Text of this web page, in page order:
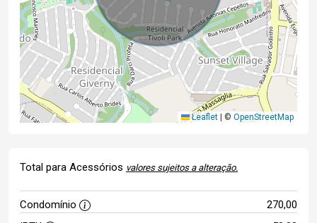
Leaflet © OpenStreetMap
Total para Acessórios valores sujeitos a alteração.
Condomínio
270,00